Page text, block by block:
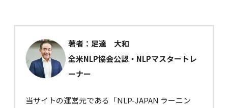
著者：足達 大和
全米NLP協会公認・NLPマスタートレ
ーナー
当サイトの運営元である「NLP-JAPAN ラーニン